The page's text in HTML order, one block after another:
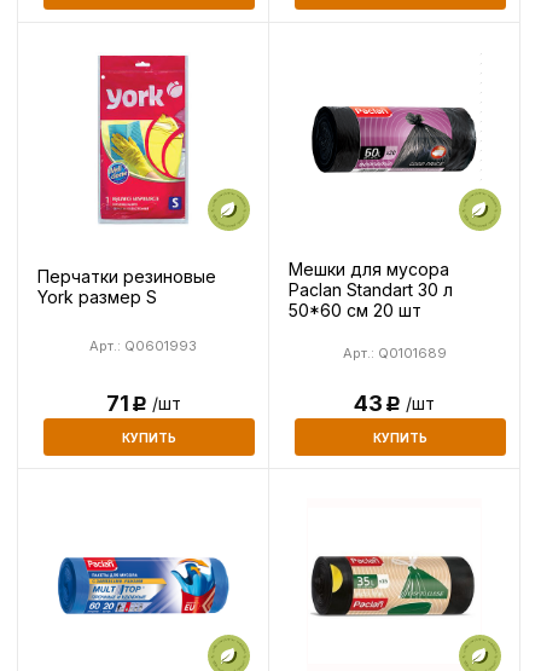
Перчатки резиновые
York размер S
Арт.: Q0601993
71Р /шт
КУПИТЬ
Мешки для мусора
Paclan Standart 30 л
50*60 см 20 шт
Арт.: Q0101689
43Р /шт
КУПИТЬ